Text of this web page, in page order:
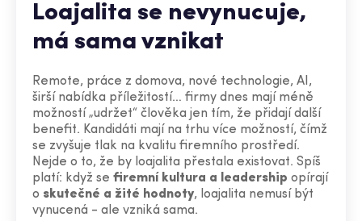
Loajalita se nevynucuje,
má sama vznikat
Remote, práce z domova, nové technologie, AI,
širší nabídka příležitostí… firmy dnes mají méně
možností „udržet“ člověka jen tím, že přidají další
benefit. Kandidáti mají na trhu více možností, čímž
se zvyšuje tlak na kvalitu firemního prostředí.
Nejde o to, že by loajalita přestala existovat. Spíš
platí: když se firemní kultura a leadership opírají
o skutečné a žité hodnoty, loajalita nemusí být
vynucená - ale vzniká sama.